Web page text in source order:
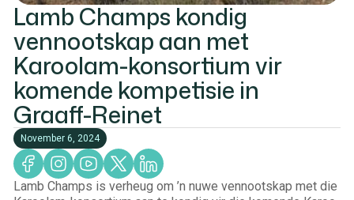
Lamb Champs kondig
vennootskap aan met
Karoolam-konsortium vir
komende kompetisie in
Graaff-Reinet
November 6, 2024
Lamb Champs is verheug om ’n nuwe vennootskap met die